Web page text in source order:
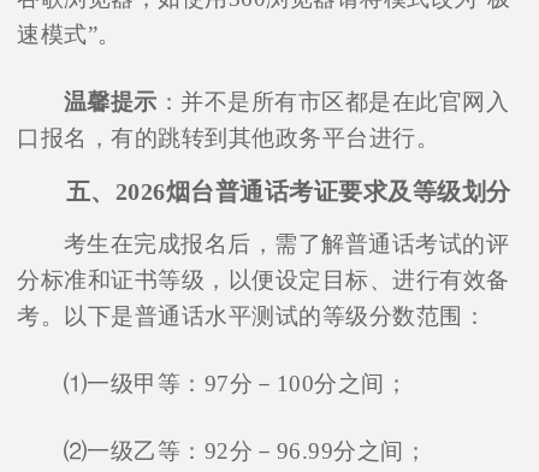
速模式”。
温馨提示 ：并不是所有市区都是在此官网入
口报名，有的跳转到其他政务平台进行。
五、2026烟台普通话考证要求及等级划分
考生在完成报名后，需了解普通话考试的评
分标准和证书等级，以便设定目标、进行有效备
考。以下是普通话水平测试的等级分数范围：
⑴一级甲等：97分－100分之间；
⑵一级乙等：92分－96.99分之间；